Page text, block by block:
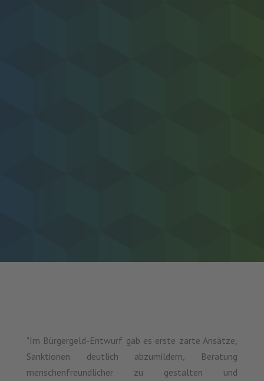
"Im Bürgergeld-Entwurf gab es erste zarte Ansätze,
Sanktionen deutlich abzumildern, Beratung
menschenfreundlicher zu gestalten und